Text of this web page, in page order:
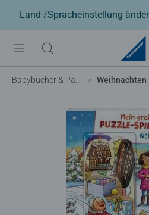
Land-/Spracheinstellung
Babybücher & Pappbilderbücher Weihnachten